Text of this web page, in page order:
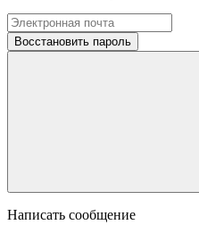
Восстановить пароль
Написать сообщение